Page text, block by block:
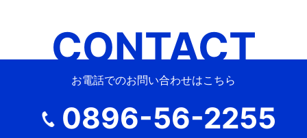
CONTACT
お電話でのお問い合わせはこちら
0896-56-2255